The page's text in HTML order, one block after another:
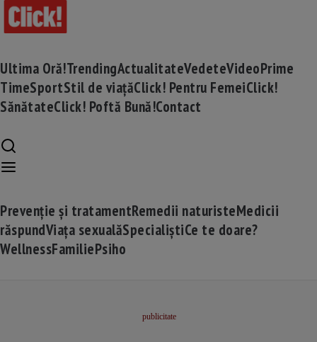
Ultima Oră!TrendingActualitateVedeteVideoPrime
TimeSportStil de viațăClick! Pentru FemeiClick!
SănătateClick! Poftă Bună!Contact
Prevenție și tratamentRemedii naturisteMedicii
răspundViața sexualăSpecialiștiCe te doare?
WellnessFamiliePsiho